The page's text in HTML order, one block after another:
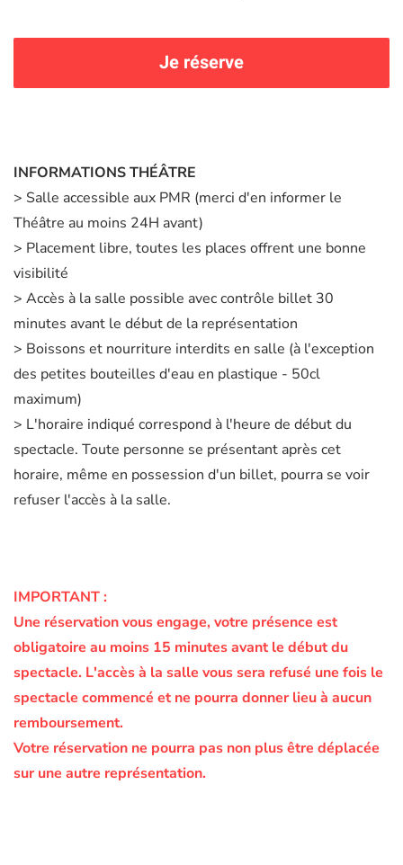
Je réserve
INFORMATIONS THÉÂTRE
> Salle accessible aux PMR (merci d'en informer le
Théâtre au moins 24H avant)
> Placement libre, toutes les places offrent une bonne
visibilité
> Accès à la salle possible avec contrôle billet 30
minutes avant le début de la représentation
> Boissons et nourriture interdits en salle (à l'exception
des petites bouteilles d'eau en plastique - 50cl
maximum)
> L'horaire indiqué correspond à l'heure de début du
spectacle. Toute personne se présentant après cet
horaire, même en possession d'un billet, pourra se voir
refuser l'accès à la salle.
IMPORTANT :
Une réservation vous engage, votre présence est
obligatoire au moins 15 minutes avant le début du
spectacle. L'accès à la salle vous sera refusé une fois le
spectacle commencé et ne pourra donner lieu à aucun
remboursement.
Votre réservation ne pourra pas non plus être déplacée
sur une autre représentation.